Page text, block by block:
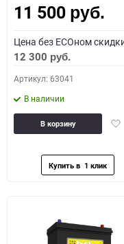
11 500 руб.
Цена без ECOном
12 300 руб.
Артикул: 63041
В наличии
В корзину